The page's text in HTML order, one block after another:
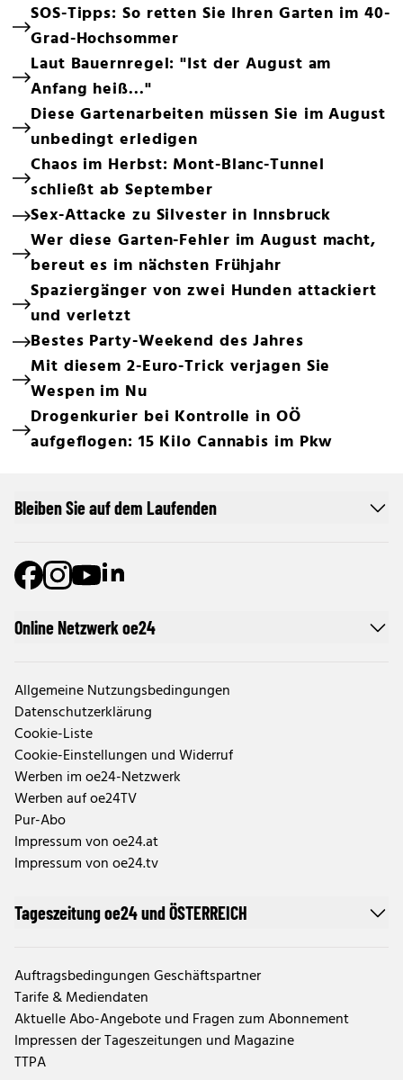
SOS-Tipps: So retten Sie Ihren Garten im 40-
Grad-Hochsommer
Laut Bauernregel: "Ist der August am
Anfang heiß..."
Diese Gartenarbeiten müssen Sie im August
unbedingt erledigen
Chaos im Herbst: Mont-Blanc-Tunnel
schließt ab September
Sex-Attacke zu Silvester in Innsbruck
Wer diese Garten-Fehler im August macht,
bereut es im nächsten Frühjahr
Spaziergänger von zwei Hunden attackiert
und verletzt
Bestes Party-Weekend des Jahres
Mit diesem 2-Euro-Trick verjagen Sie
Wespen im Nu
Drogenkurier bei Kontrolle in OÖ
aufgeflogen: 15 Kilo Cannabis im Pkw
Online Netzwerk oe24
Allgemeine Nutzungsbedingungen
Datenschutzerklärung
Cookie-Liste
Cookie-Einstellungen und Widerruf
Werben im oe24-Netzwerk
Werben auf oe24TV
Pur-Abo
Impressum von oe24.at
Impressum von oe24.tv
Tageszeitung oe24 und ÖSTERREICH
Auftragsbedingungen Geschäftspartner
Tarife & Mediendaten
Aktuelle Abo-Angebote und Fragen zum Abonnement
Impressen der Tageszeitungen und Magazine
TTPA
Bleiben Sie auf dem Laufenden